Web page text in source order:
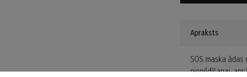
Apraksts
SOS maska
piepildīšanai,